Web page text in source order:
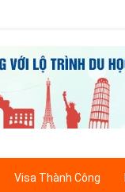
Visa Thành Công